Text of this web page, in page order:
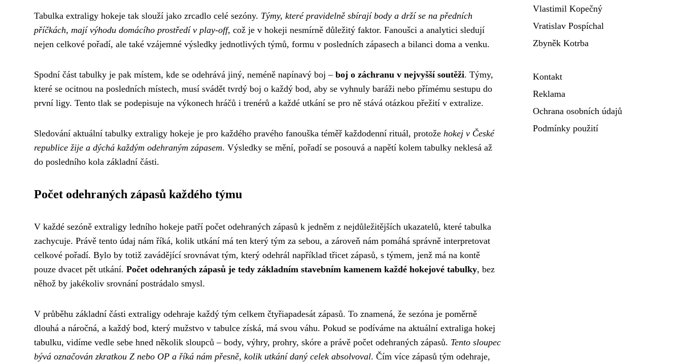
Tabulka extraligy hokeje tak slouží jako zrcadlo celé sezóny. Týmy, které pravidelně sbírají body a drží se na předních
příčkách, mají výhodu domácího prostředí v play-off, což je v hokeji nesmírně důležitý faktor. Fanoušci a analytici sledují
nejen celkové pořadí, ale také vzájemné výsledky jednotlivých týmů, formu v posledních zápasech a bilanci doma a venku.
Spodní část tabulky je pak místem, kde se odehrává jiný, neméně napínavý boj – boj o záchranu v nejvyšší soutěži. Týmy,
které se ocitnou na posledních místech, musí svádět tvrdý boj o každý bod, aby se vyhnuly baráži nebo přímému sestupu do
první ligy. Tento tlak se podepisuje na výkonech hráčů i trenérů a každé utkání se pro ně stává otázkou přežití v extralize.
Sledování aktuální tabulky extraligy hokeje je pro každého pravého fanouška téměř každodenní rituál, protože hokej v České
republice žije a dýchá každým odehraným zápasem. Výsledky se mění, pořadí se posouvá a napětí kolem tabulky neklesá až
do posledního kola základní části.
Počet odehraných zápasů každého týmu
V každé sezóně extraligy ledního hokeje patří počet odehraných zápasů k jedněm z nejdůležitějších ukazatelů, které tabulka
zachycuje. Právě tento údaj nám říká, kolik utkání má ten který tým za sebou, a zároveň nám pomáhá správně interpretovat
celkové pořadí. Bylo by totiž zavádějící srovnávat tým, který odehrál například třicet zápasů, s týmem, jenž má na kontě
pouze dvacet pět utkání. Počet odehraných zápasů je tedy základním stavebním kamenem každé hokejové tabulky, bez
něhož by jakékoliv srovnání postrádalo smysl.
V průběhu základní části extraligy odehraje každý tým celkem čtyřiapadesát zápasů. To znamená, že sezóna je poměrně
dlouhá a náročná, a každý bod, který mužstvo v tabulce získá, má svou váhu. Pokud se podíváme na aktuální extraliga hokej
tabulku, vidíme vedle sebe hned několik sloupců – body, výhry, prohry, skóre a právě počet odehraných zápasů. Tento sloupec
bývá označován zkratkou Z nebo OP a říká nám přesně, kolik utkání daný celek absolvoval. Čím více zápasů tým odehraje,
Vlastimil Kopečný
Vratislav Pospíchal
Zbyněk Kotrba
Kontakt
Reklama
Ochrana osobních údajů
Podmínky použití